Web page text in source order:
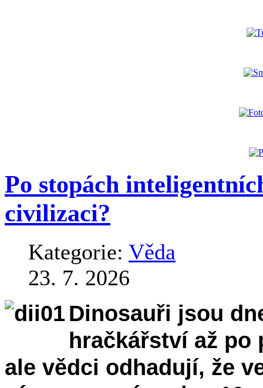
Po stopách
civilizaci?
Kategorie: Věda
23. 7. 2026
Dinosauři jsou
hračkářství až po
ale vědci odhadují, že